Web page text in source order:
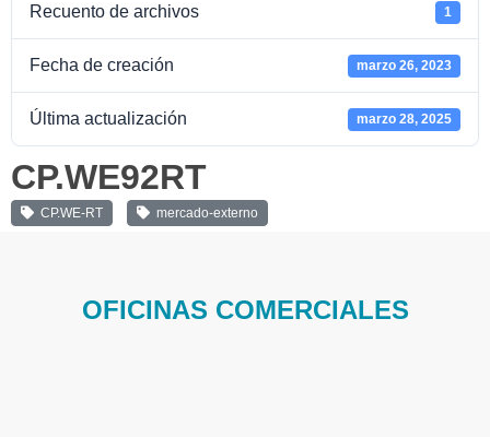
Recuento de archivos 1
Fecha de creación marzo 26, 2023
Última actualización marzo 28, 2025
CP.WE92RT
CP.WE-RT mercado-externo
OFICINAS COMERCIALES